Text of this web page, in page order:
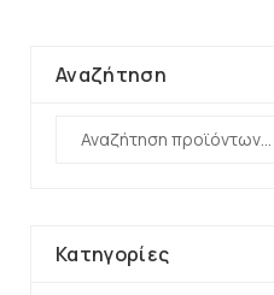
Αναζήτηση
Κατηγορίες